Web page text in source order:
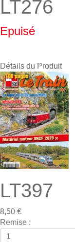
LT276
Epuisé
Détails du Produit
LT397
8,50 €
Remise :